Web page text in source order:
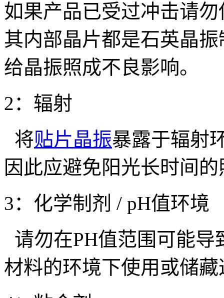
如果产品已受过冲击请
其内部晶片都是石英晶
给晶振照成不良影响。
2：辐射
将贴片晶振暴露于辐射
因此应避免阳光长时间
3：化学制剂 / pH值环境
请勿在PH值范围可能导
材料的环境下使用或储